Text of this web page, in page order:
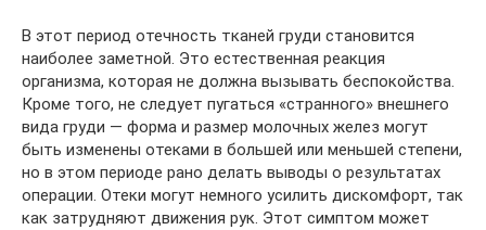
В этот период отечность тканей груди становится
наиболее заметной. Это естественная реакция
организма, которая не должна вызывать беспокойства.
Кроме того, не следует пугаться «странного» внешнего
вида груди — форма и размер молочных желез могут
быть изменены отеками в большей или меньшей степени,
но в этом периоде рано делать выводы о результатах
операции. Отеки могут немного усилить дискомфорт, так
как затрудняют движения рук. Этот симптом может